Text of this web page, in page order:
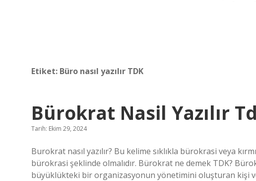
Etiket: Büro nasıl yazılır TDK
Bürokrat Nasil Yazılır
Tarih: Ekim 29, 2024
Burokrat nasıl yazılır? Bu kelime sıklıkla bürokrasi veya
bürokrasi şeklinde olmalıdır. Bürokrat ne demek TDK?
büyüklükteki bir organizasyonun yönetimini oluşturan kişi